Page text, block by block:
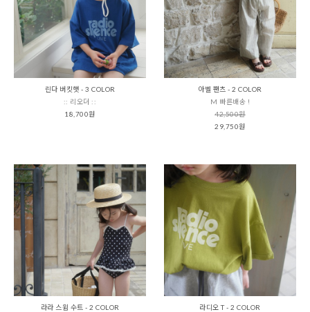
린다 버킷햇 - 3 COLOR
:: 리오더 ::
18,700원
아벨 팬츠 - 2 COLOR
M 빠른배송 !
42,500원
29,750원
라라 스윔 수트 - 2 COLOR
라디오 T - 2 COLOR